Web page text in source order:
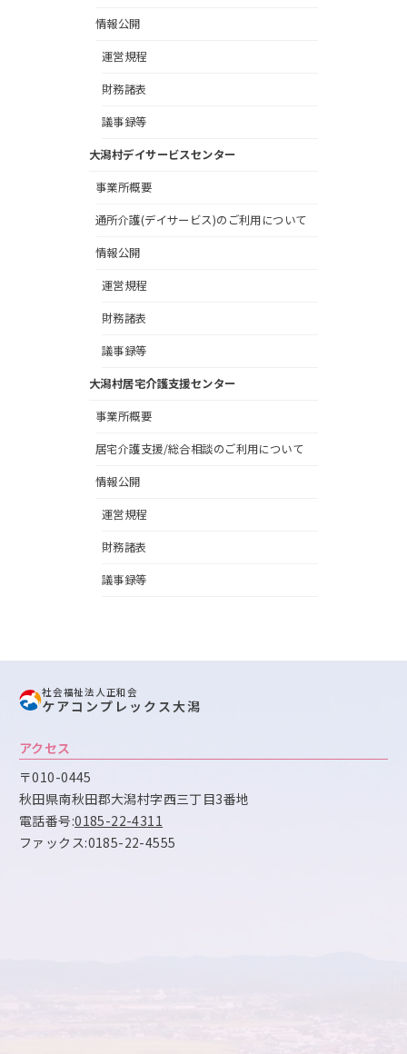
情報公開
運営規程
財務諸表
議事録等
大潟村デイサービスセンター
事業所概要
通所介護(デイサービス)のご利用について
情報公開
運営規程
財務諸表
議事録等
大潟村居宅介護支援センター
事業所概要
居宅介護支援/総合相談のご利用について
情報公開
運営規程
財務諸表
議事録等
社会福祉法人正和会
ケアコンプレックス大潟
アクセス
〒010-0445
秋田県南秋田郡大潟村字西三丁目3番地
電話番号:0185-22-4311
ファックス:0185-22-4555